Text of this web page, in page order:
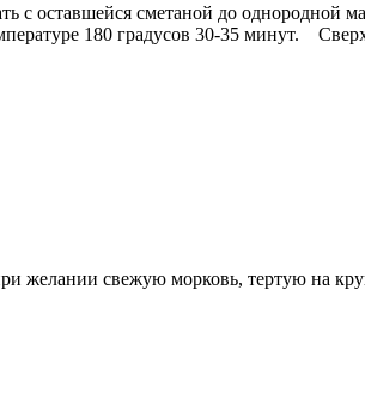
с оставшейся сметаной до однородной
180 градусов 30-35 минут.
желании свежую морковь, тертую на